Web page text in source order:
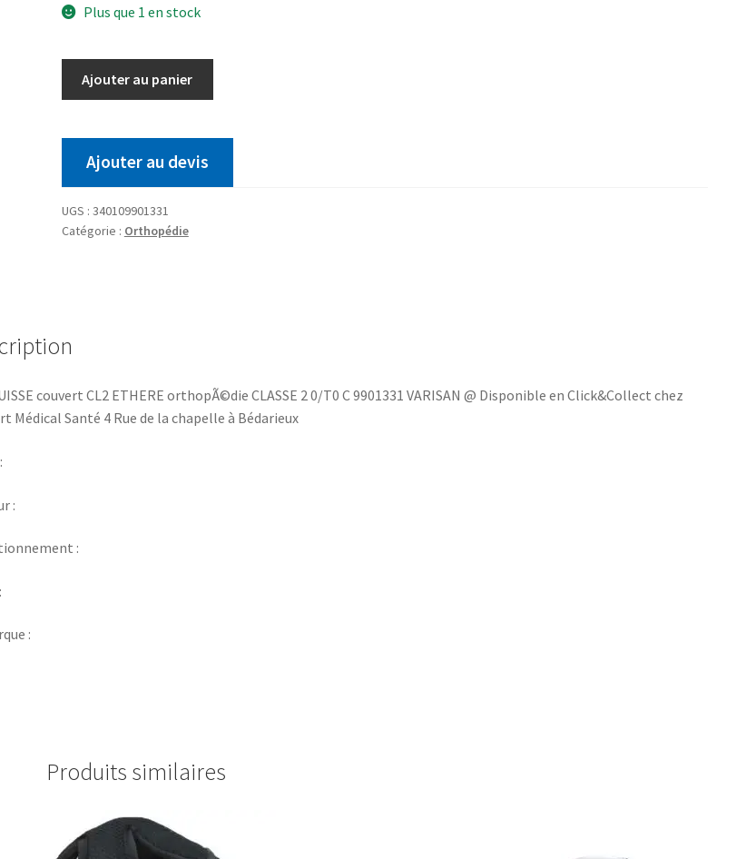
Plus que 1 en stock
Ajouter au panier
Ajouter au devis
UGS : 340109901331
Catégorie : Orthopédie
couvert CL2 ETHERE orthopÃ©die CLASSE 2 0/T0 C 9901331 VARISAN @ Disponible en Click&Collect chez
Médical Santé 4 Rue de la chapelle à Bédarieux
:
:
:
Produits similaires